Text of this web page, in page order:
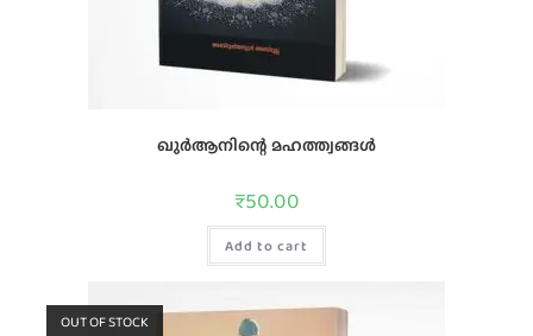
ഖുര്‍ആനിന്റെ മഹത്ത്വങ്ങള്‍
₹50.00
Add to cart
OUT OF STOCK